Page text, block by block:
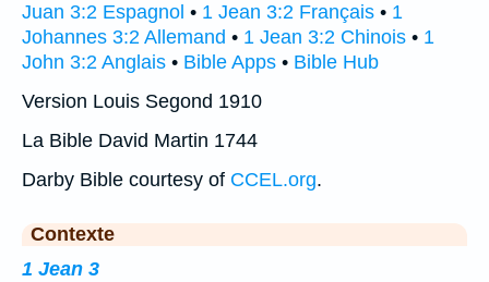
Juan 3:2 Espagnol • 1 Jean 3:2 Français • 1
Johannes 3:2 Allemand • 1 Jean 3:2 Chinois • 1
John 3:2 Anglais • Bible Apps • Bible Hub
Version Louis Segond 1910
La Bible David Martin 1744
Darby Bible courtesy of CCEL.org.
Contexte
1 Jean 3